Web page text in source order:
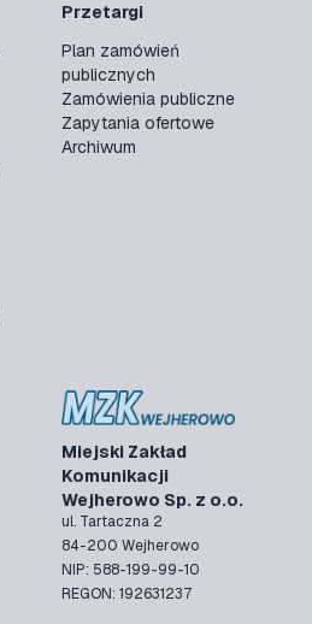
Miejski Zakład
Komunikacji
Wejherowo Sp. z o.o.
ul. Tartaczna 2
84-200 Wejherowo
NIP: 588-199-99-10
REGON: 192631237
Przetargi
Plan zamówień
publicznych
Zamówienia publiczne
Zapytania ofertowe
Archiwum